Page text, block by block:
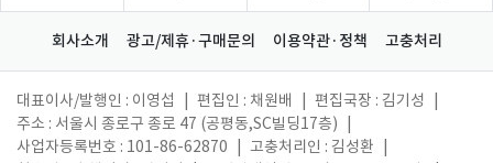
회사소개 광고/제휴·구매문의 이용약관·정책 고충처리
대표이사/발행인 : 이영섭 편집인 : 채원배 편집국장 : 김기성
주소 : 서울시 종로구 종로 47 (공평동,SC빌딩17층)
사업자등록번호 : 101-86-62870
고충처리인 : 김성환